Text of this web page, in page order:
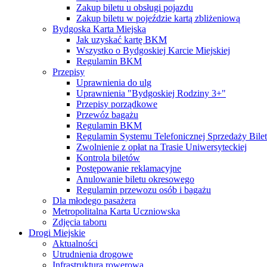
Zakup biletu u obsługi pojazdu
Zakup biletu w pojeździe kartą zbliżeniową
Bydgoska Karta Miejska
Jak uzyskać kartę BKM
Wszystko o Bydgoskiej Karcie Miejskiej
Regulamin BKM
Przepisy
Uprawnienia do ulg
Uprawnienia "Bydgoskiej Rodziny 3+"
Przepisy porządkowe
Przewóz bagażu
Regulamin BKM
Regulamin Systemu Telefonicznej Sprzedaży
Zwolnienie z opłat na Trasie Uniwersyteckiej
Kontrola biletów
Postępowanie reklamacyjne
Anulowanie biletu okresowego
Regulamin przewozu osób i bagażu
Dla młodego pasażera
Metropolitalna Karta Uczniowska
Zdjęcia taboru
Drogi Miejskie
Aktualności
Utrudnienia drogowe
Infrastruktura rowerowa